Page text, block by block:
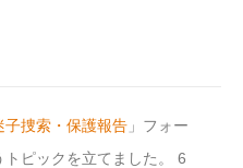
子捜索・保護報告 」フォー
トピックを立てました。 6